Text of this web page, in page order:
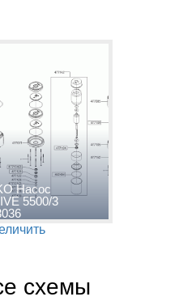
Насос
5500/3
схемы